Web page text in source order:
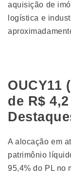
aquisição de
logística e
OUCY11
de R$
A alocação em
patrimônio
95,4% do PL no